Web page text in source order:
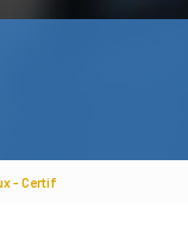
- Certif